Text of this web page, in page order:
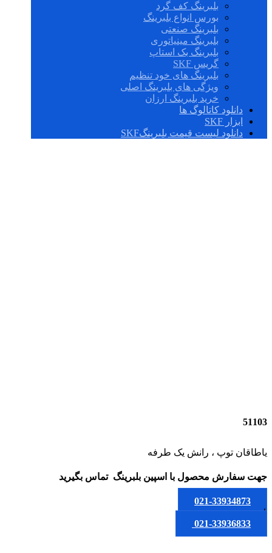
بلبرینگ کف گرد
بورس انواع بلبرینگ
بلبرینگ صنعتی
بلبرینگ مینیاتوری
بلبرینگ بک استاپ
گریس SKF
بلبرینگ های خود تنظیم
ویژگی های بلبرینگ اصلی
خرید بلبرینگ ارزان
دانلود کاتالوگ ها
ابزار SKF
دانلود لیست قیمت بلبرینگSKF
51103
یاطاقان توپ ، رانش یک طرفه
جهت سفارش محصول با اسپین بلبرینگ تماس بگیرید
021-33934873
یا
021-33936833